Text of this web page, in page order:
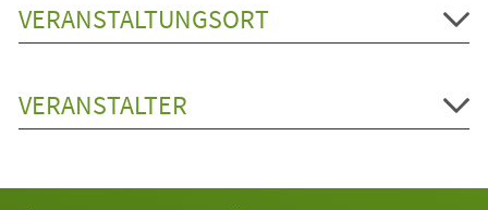
VERANSTALTUNGSORT
VERANSTALTER